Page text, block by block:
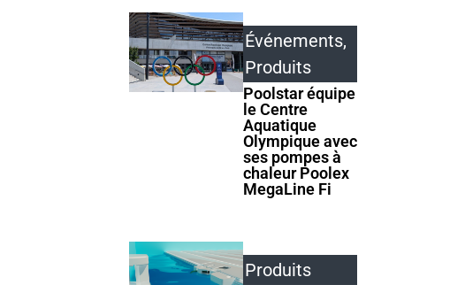
Événements,
Produits
Poolstar équipe
le Centre
Aquatique
Olympique avec
ses pompes à
chaleur Poolex
MegaLine Fi
Produits